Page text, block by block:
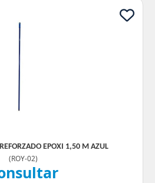
EPOXI 1,50 M AZUL
(ROY-02)